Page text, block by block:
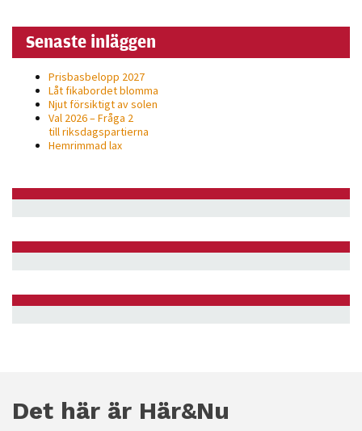
Senaste inläggen
Prisbasbelopp 2027
Låt fikabordet blomma
Njut försiktigt av solen
Val 2026 – Fråga 2
till riksdagspartierna
Hemrimmad lax
Det här är Här&Nu